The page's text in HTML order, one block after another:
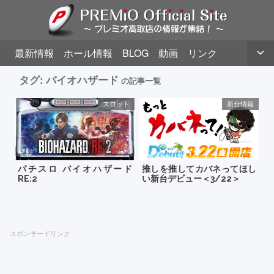
最新情報 ホール情報 BLOG 動画
リンク
タグ: バイオハザード の記事一覧
パチスロ バイオハザード
RE:2
スロット
推しを推してカバネってほし
い新台デビュー＜3/22＞
新台情報
スポンサードリンク